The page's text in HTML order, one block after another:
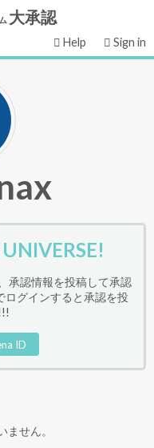
大承認
Help Sign in
承認情報を投稿して承認
ログインすると承認を投
ID
せん。